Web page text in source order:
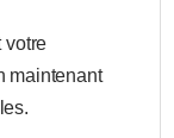
votre
maintenant